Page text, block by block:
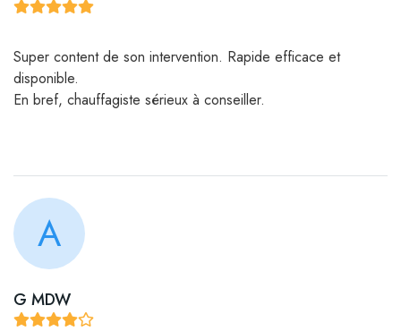
Super content de son intervention. Rapide efficace et
disponible.
En bref, chauffagiste sérieux à conseiller.
A
G MDW